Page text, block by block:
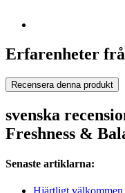
Erfarenheter
Recensera denna produkt
svenska
Freshness &
Senaste artiklarna:
Hjärtligt